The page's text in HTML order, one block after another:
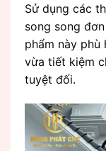
Sử dụng các
song song
phẩm này phù
vừa tiết kiệm
tuyệt đối.